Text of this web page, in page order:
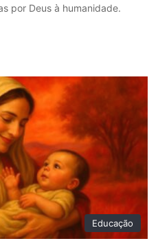
por Deus à humanidade.
Educação